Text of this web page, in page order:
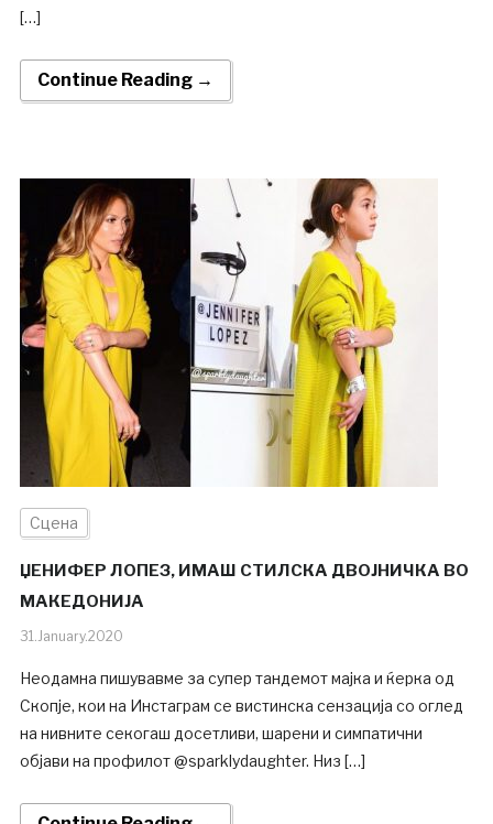
[…]
Continue Reading →
Сцена
ЏЕНИФЕР ЛОПЕЗ, ИМАШ СТИЛСКА ДВОЈНИЧКА ВО
МАКЕДОНИЈА
31.January.2020
Неодамна пишувавме за супер тандемот мајка и ќерка од
Скопје, кои на Инстаграм се вистинска сензација со оглед
на нивните секогаш досетливи, шарени и симпатични
објави на профилот @sparklydaughter. Низ […]